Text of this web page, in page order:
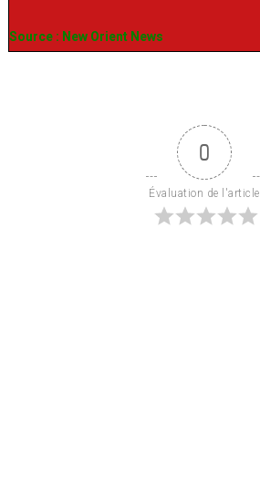
Source : New Orient News
0
Évaluation de l'article